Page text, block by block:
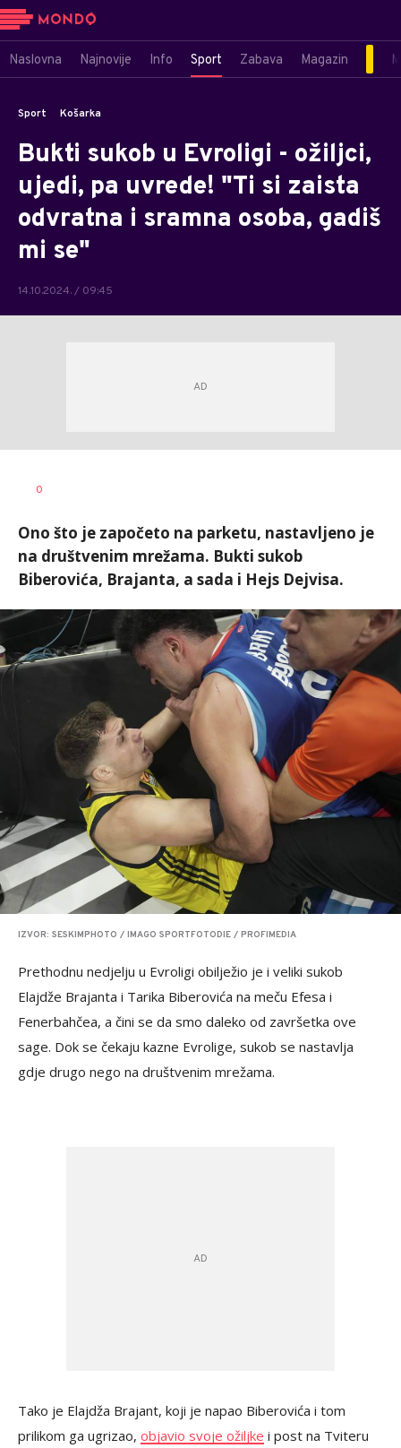
Naslovna Najnovije Info Sport Zabava Magazin
Sport Košarka
Bukti sukob u Evroligi - ožiljci,
ujedi, pa uvrede! "Ti si zaista
odvratna i sramna osoba, gadiš
mi se"
14.10.2024. / 09:45
AUTOR
0
Ono što je započeto na parketu, nastavljeno je
na društvenim mrežama. Bukti sukob
Biberovića, Brajanta, a sada i Hejs Dejvisa.
IZVOR: SESKIMPHOTO / IMAGO SPORTFOTODIE / PROFIMEDIA
Prethodnu nedjelju u Evroligi obilježio je i veliki sukob
Elajdže Brajanta i Tarika Biberovića na meču Efesa i
Fenerbahčea, a čini se da smo daleko od završetka ove
sage. Dok se čekaju kazne Evrolige, sukob se nastavlja
gdje drugo nego na društvenim mrežama.
Tako je Elajdža Brajant, koji je napao Biberovića i tom
prilikom ga ugrizao, objavio svoje ožiljke i post na Tviteru